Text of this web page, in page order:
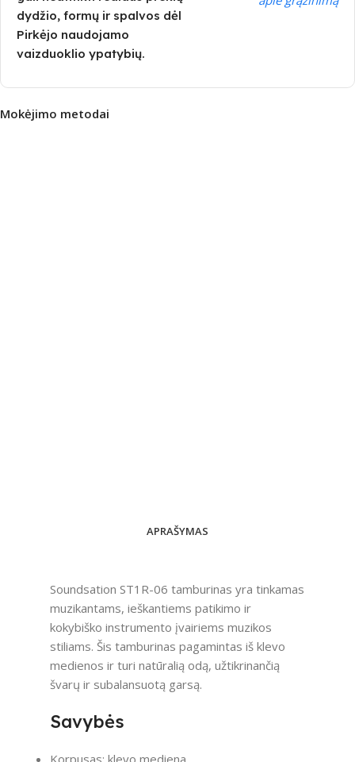
dydžio, formų ir spalvos dėl
Pirkėjo naudojamo
vaizduoklio ypatybių.
Mokėjimo metodai
APRAŠYMAS
Soundsation ST1R-06 tamburinas yra tinkamas
muzikantams, ieškantiems patikimo ir
kokybiško instrumento įvairiems muzikos
stiliams. Šis tamburinas pagamintas iš klevo
medienos ir turi natūralią odą, užtikrinančią
švarų ir subalansuotą garsą.
Savybės
Korpusas: klevo mediena